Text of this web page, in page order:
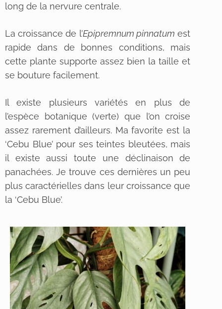
long de la nervure centrale.
La croissance de l’Epipremnum pinnatum est
rapide dans de bonnes conditions, mais
cette plante supporte assez bien la taille et
se bouture facilement.
Il existe plusieurs variétés en plus de
l’espèce botanique (verte) que l’on croise
assez rarement d’ailleurs. Ma favorite est la
‘Cebu Blue’ pour ses teintes bleutées, mais
il existe aussi toute une déclinaison de
panachées. Je trouve ces dernières un peu
plus caractérielles dans leur croissance que
la ‘Cebu Blue’.